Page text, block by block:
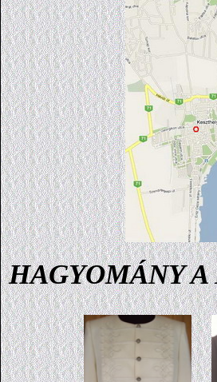
HAGYOMÁNY